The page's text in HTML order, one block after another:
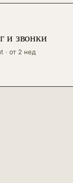
и звонки
· от 2 нед